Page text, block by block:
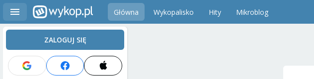
Główna Wykopalisko Hity Mikroblog
ZALOGUJ SIĘ